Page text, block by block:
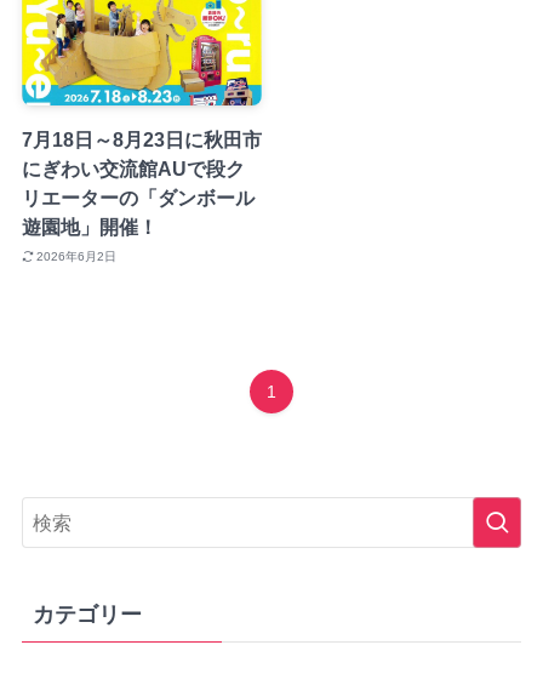
7月18日～8月23日に秋田市
にぎわい交流館AUで段ク
リエーターの「ダンボール
遊園地」開催！
2026年6月2日
1
カテゴリー